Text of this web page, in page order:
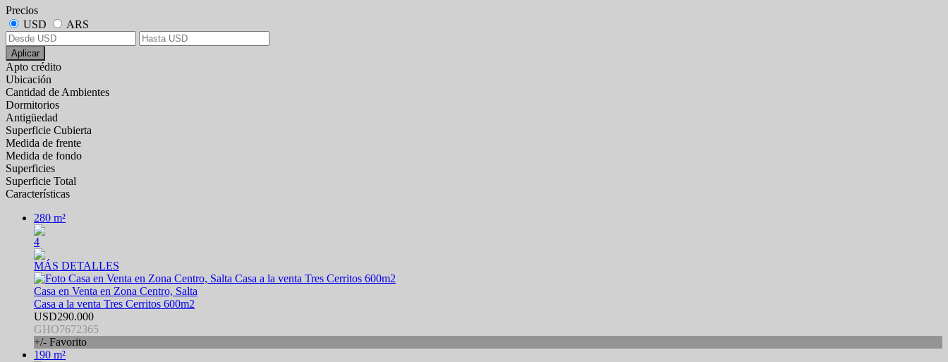
Precios
USD
ARS
Aplicar
Apto crédito
Ubicación
Cantidad de Ambientes
Dormitorios
Antigüedad
Superficie Cubierta
Medida de frente
Medida de fondo
Superficies
Superficie Total
Características
280 m²
4
MÁS DETALLES
Casa en Venta en Zona Centro, Salta
Casa a la venta Tres Cerritos 600m2
USD290.000
GHO7672365
+/- Favorito
190 m²